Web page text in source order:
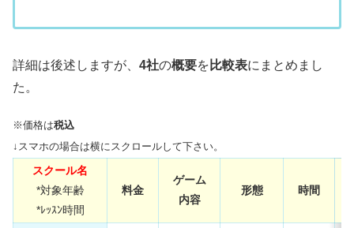
詳細は後述しますが、 4社の概要を 比較表にまとめまし
た。
※価格は税込
↓スマホの場合は横にスクロールして下さい。
スクール名
*対象年齢
*ﾚｯｽﾝ時間
料金
ゲーム
内容
形態 時間